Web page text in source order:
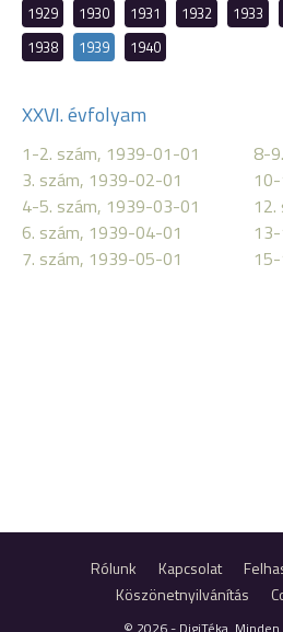
1929
1930 1931 1932 1933
1938
1939 1940
XXVI. évfolyam
1-2. szám, 1939-01-01
3. szám, 1939-02-01
4-5. szám, 1939-03-01
6. szám, 1939-04-01
7. szám, 1939-05-01
8-
Rólunk Kapcsolat
Köszönetnyilvánítás